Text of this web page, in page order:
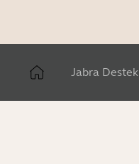
Jabra Destek